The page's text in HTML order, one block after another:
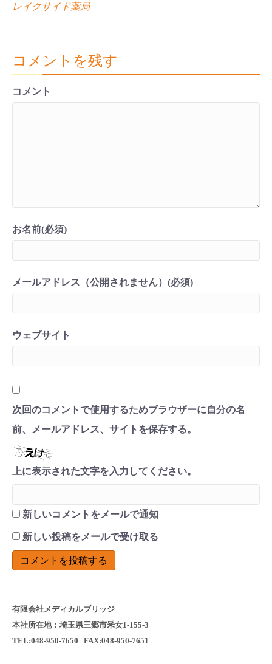
レイクサイド薬局
コメントを残す
コメント
お名前(必須)
メールアドレス（公開されません）(必須)
ウェブサイト
次回のコメントで使用するためブラウザーに自分の名
前、メールアドレス、サイトを保存する。
上に表示された文字を入力してください。
新しいコメントをメールで通知
新しい投稿をメールで受け取る
有限会社メディカルブリッジ
本社所在地：埼玉県三郷市釆女1-155-3
TEL:048-950-7650 FAX:048-950-7651